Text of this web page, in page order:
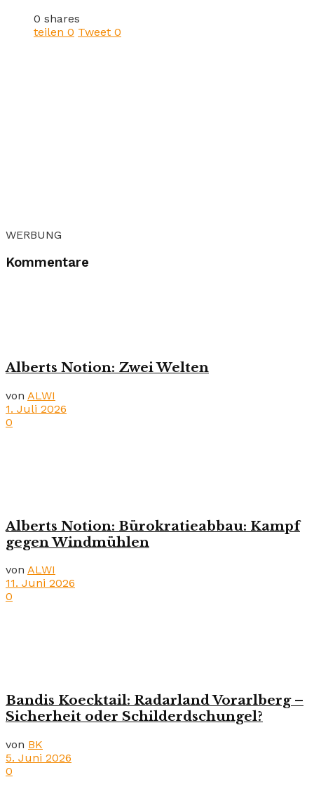
0 shares
teilen 0 Tweet 0
WERBUNG
Kommentare
Alberts Notion: Zwei Welten
von ALWI
1. Juli 2026
0
Alberts Notion: Bürokratieabbau: Kampf
gegen Windmühlen
von ALWI
11. Juni 2026
0
Bandis Koecktail: Radarland Vorarlberg –
Sicherheit oder Schilderdschungel?
von BK
5. Juni 2026
0